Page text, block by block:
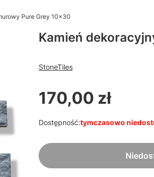
Pure Grey 10x30
Kamień
StoneTiles
Cena
170,00 zł
Dostępność:tymczasowo